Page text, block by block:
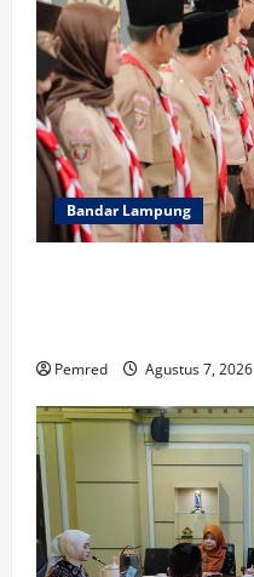
Bandar Lampung
Pemred Agustus 7, 2026